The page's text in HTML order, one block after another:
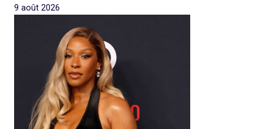
9 août 2026